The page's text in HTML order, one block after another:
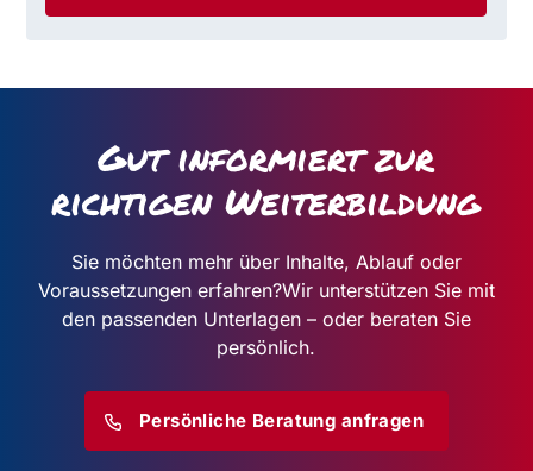
Gut informiert zur
richtigen Weiterbildung
Sie möchten mehr über Inhalte, Ablauf oder
Voraussetzungen erfahren?Wir unterstützen Sie mit
den passenden Unterlagen – oder beraten Sie
persönlich.
Persönliche Beratung anfragen